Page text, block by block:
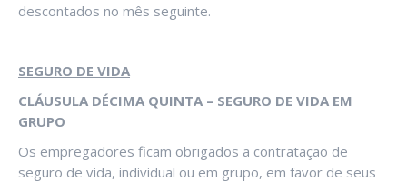
descontados no mês seguinte.
SEGURO DE VIDA
CLÁUSULA DÉCIMA QUINTA – SEGURO DE VIDA EM
GRUPO
Os empregadores ficam obrigados a contratação de
seguro de vida, individual ou em grupo, em favor de seus